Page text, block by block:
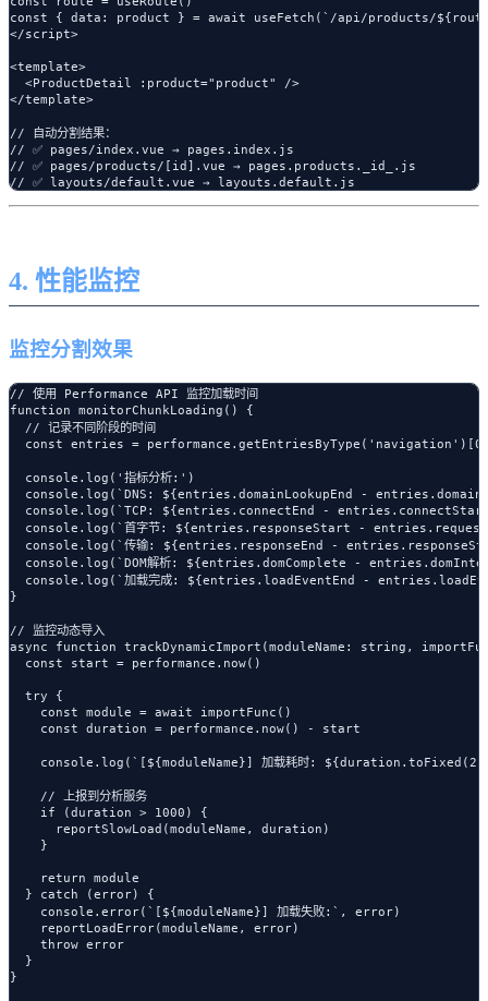
const { data: product } = await useFetch(`/api/products/
</script>
<template>
  <ProductDetail :product="product" />
</template>
// 自动分割结果：
// ✅ pages/index.vue → pages.index.js
// ✅ pages/products/[id].vue → pages.products._id_.js
4. 性能监控
监控分割效果
// 使用 Performance API 监控加载时间
function monitorChunkLoading() {
  // 记录不同阶段的时间
const entries =
  console.log('指标分析:')
console.log(`DNS: ${entries.domainLookupEnd -
console.log(`TCP: ${entries.connectEnd -
console.log(`首字节: ${entries.responseStart -
console.log(`传输: ${entries.responseEnd -
console.log(`DOM解析: ${entries.domComplete -
console.log(`加载完成: ${entries.loadEventEnd -
}
// 监控动态导入
async function trackDynamicImport(moduleName: string,
  const start = performance.now()
  try {
    const module = await importFunc()
    const duration = performance.now() - start
console.log(`[${moduleName}] 加载耗时:
    // 上报到分析服务
    if (duration > 1000) {
      reportSlowLoad(moduleName, duration)
    }
    return module
  } catch (error) {
    console.error(`[${moduleName}] 加载失败:`, error)
    reportLoadError(moduleName, error)
    throw error
  }
}